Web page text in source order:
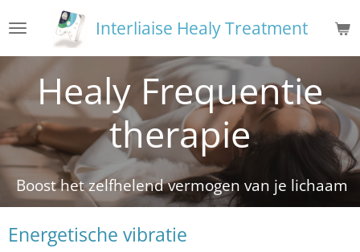
direct
naar
hoofdinhoud
Interliaise Healy Treatment
Healy Frequentie
therapie
Boost het zelfhelend vermogen van je lichaam
Energetische vibratie